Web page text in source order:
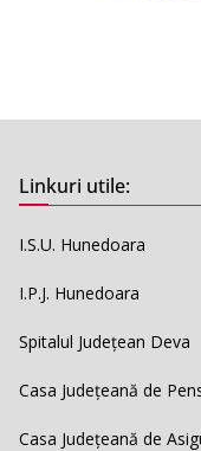
Linkuri utile:
I.S.U. Hunedoara
I.P.J. Hunedoara
Spitalul Județean Deva
Casa Județeană de
Casa Județeană de